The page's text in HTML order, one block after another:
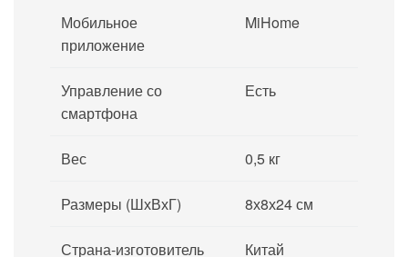
Мобильное
приложение
MiHome
Управление со
смартфона
Есть
Вес 0,5 кг
Размеры (ШхВхГ) 8х8х24 см
Страна-изготовитель Китай